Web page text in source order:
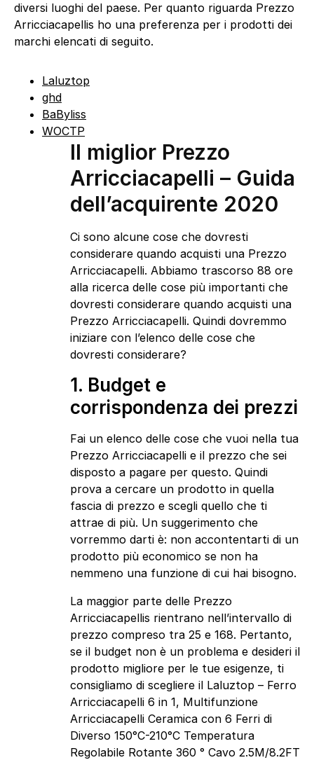
diversi luoghi del paese. Per quanto riguarda Prezzo
Arricciacapellis ho una preferenza per i prodotti dei
marchi elencati di seguito.
Laluztop
ghd
BaByliss
WOCTP
Il miglior Prezzo
Arricciacapelli – Guida
dell’acquirente 2020
Ci sono alcune cose che dovresti
considerare quando acquisti una Prezzo
Arricciacapelli. Abbiamo trascorso 88 ore
alla ricerca delle cose più importanti che
dovresti considerare quando acquisti una
Prezzo Arricciacapelli. Quindi dovremmo
iniziare con l’elenco delle cose che
dovresti considerare?
1. Budget e
corrispondenza dei prezzi
Fai un elenco delle cose che vuoi nella tua
Prezzo Arricciacapelli e il prezzo che sei
disposto a pagare per questo. Quindi
prova a cercare un prodotto in quella
fascia di prezzo e scegli quello che ti
attrae di più. Un suggerimento che
vorremmo darti è: non accontentarti di un
prodotto più economico se non ha
nemmeno una funzione di cui hai bisogno.
La maggior parte delle Prezzo
Arricciacapellis rientrano nell’intervallo di
prezzo compreso tra 25 e 168. Pertanto,
se il budget non è un problema e desideri il
prodotto migliore per le tue esigenze, ti
consigliamo di scegliere il Laluztop – Ferro
Arricciacapelli 6 in 1, Multifunzione
Arricciacapelli Ceramica con 6 Ferri di
Diverso 150°C-210°C Temperatura
Regolabile Rotante 360 ° Cavo 2.5M/8.2FT